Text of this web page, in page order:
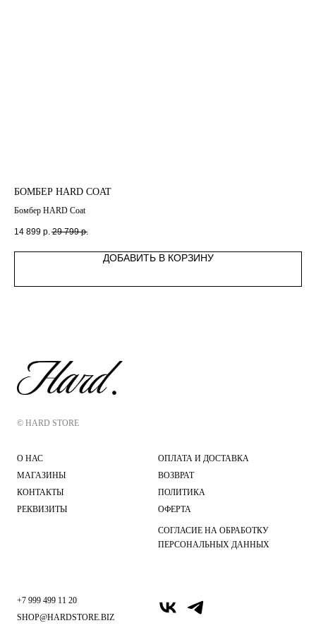
БОМБЕР HARD COAT
Бомбер HARD Coat
14 899 р. 29 799 р.
ДОБАВИТЬ В КОРЗИНУ
© HARD STORE
О НАС
МАГАЗИНЫ
КОНТАКТЫ
РЕКВИЗИТЫ
ОПЛАТА И ДОСТАВКА
ВОЗВРАТ
ПОЛИТИКА
ОФЕРТА
СОГЛАСИЕ НА ОБРАБОТКУ
ПЕРСОНАЛЬНЫХ ДАННЫХ
+7 999 499 11 20
SHOP@HARDSTORE.BIZ